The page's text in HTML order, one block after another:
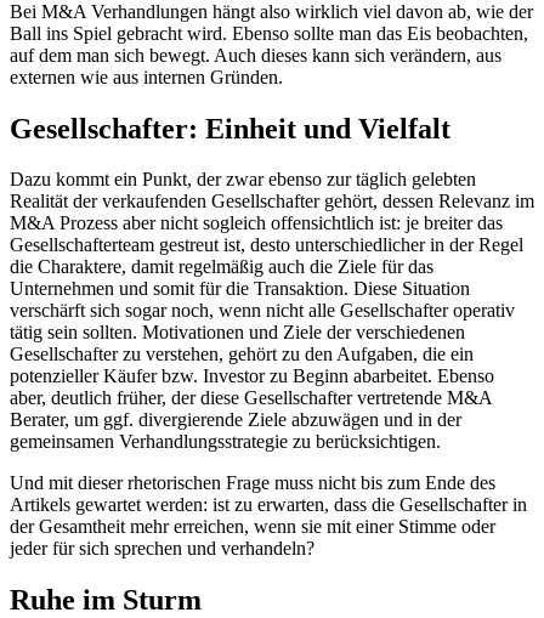
Bei M&A Verhandlungen hängt also wirklich viel davon ab, wie der
Ball ins Spiel gebracht wird. Ebenso sollte man das Eis beobachten,
auf dem man sich bewegt. Auch dieses kann sich verändern, aus
externen wie aus internen Gründen.
Gesellschafter: Einheit und Vielfalt
Dazu kommt ein Punkt, der zwar ebenso zur täglich gelebten
Realität der verkaufenden Gesellschafter gehört, dessen Relevanz im
M&A Prozess aber nicht sogleich offensichtlich ist: je breiter das
Gesellschafterteam gestreut ist, desto unterschiedlicher in der Regel
die Charaktere, damit regelmäßig auch die Ziele für das
Unternehmen und somit für die Transaktion. Diese Situation
verschärft sich sogar noch, wenn nicht alle Gesellschafter operativ
tätig sein sollten. Motivationen und Ziele der verschiedenen
Gesellschafter zu verstehen, gehört zu den Aufgaben, die ein
potenzieller Käufer bzw. Investor zu Beginn abarbeitet. Ebenso
aber, deutlich früher, der diese Gesellschafter vertretende M&A
Berater, um ggf. divergierende Ziele abzuwägen und in der
gemeinsamen Verhandlungsstrategie zu berücksichtigen.
Und mit dieser rhetorischen Frage muss nicht bis zum Ende des
Artikels gewartet werden: ist zu erwarten, dass die Gesellschafter in
der Gesamtheit mehr erreichen, wenn sie mit einer Stimme oder
jeder für sich sprechen und verhandeln?
Ruhe im Sturm